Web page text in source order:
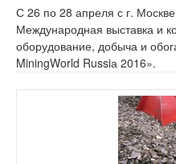
С 26 по 28 апреля с г.
Международная выставка и
оборудование, добыча и
MiningWorld Russiа 2016».